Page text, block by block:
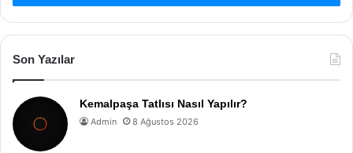
Son Yazılar
Kemalpaşa Tatlısı Nasıl Yapılır?
Admin 8 Ağustos 2026